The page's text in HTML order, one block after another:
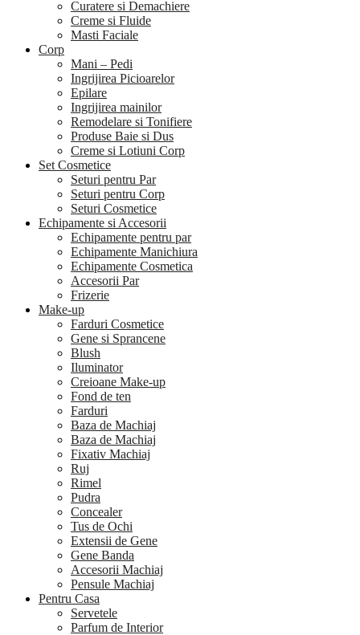
Curatere si Demachiere
Creme si Fluide
Masti Faciale
Corp
Mani – Pedi
Ingrijirea Picioarelor
Epilare
Ingrijirea mainilor
Remodelare si Tonifiere
Produse Baie si Dus
Creme si Lotiuni Corp
Set Cosmetice
Seturi pentru Par
Seturi pentru Corp
Seturi Cosmetice
Echipamente si Accesorii
Echipamente pentru par
Echipamente Manichiura
Echipamente Cosmetica
Accesorii Par
Frizerie
Make-up
Farduri Cosmetice
Gene si Sprancene
Blush
Iluminator
Creioane Make-up
Fond de ten
Farduri
Baza de Machiaj
Baza de Machiaj
Fixativ Machiaj
Ruj
Rimel
Pudra
Concealer
Tus de Ochi
Extensii de Gene
Gene Banda
Accesorii Machiaj
Pensule Machiaj
Pentru Casa
Servetele
Parfum de Interior